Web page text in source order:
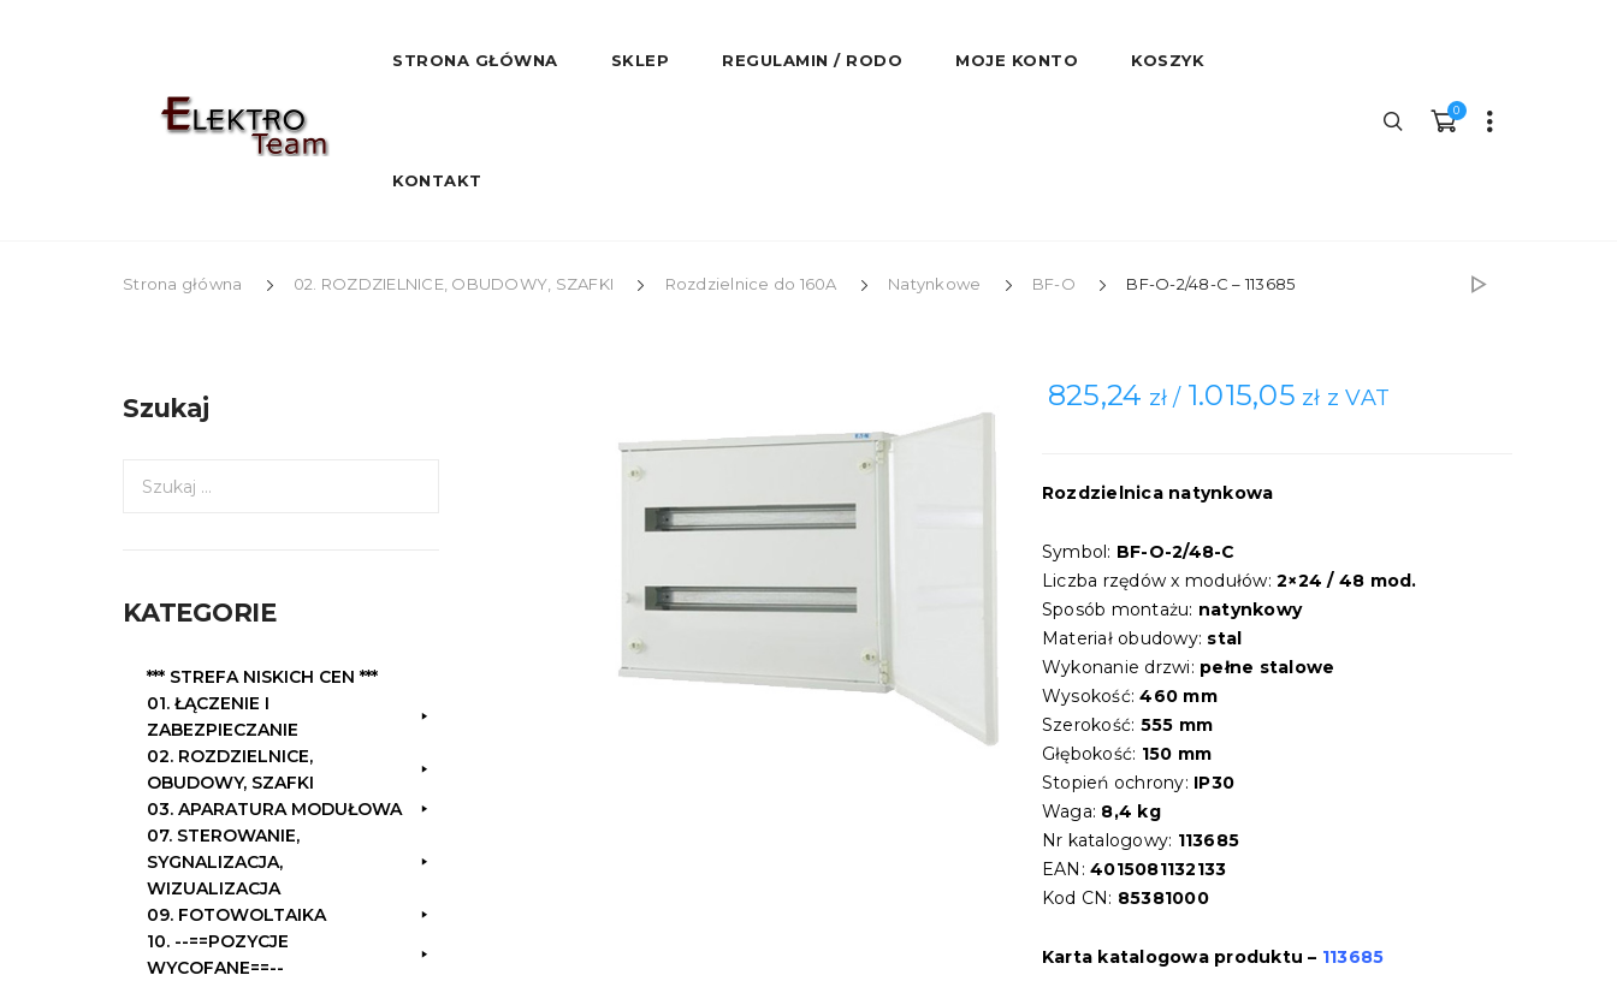
STRONA GŁÓWNA SKLEP REGULAMIN / RODO MOJE KONTO KOSZYK
KONTAKT
0
Strona główna 02. ROZDZIELNICE, OBUDOWY, SZAFKI Rozdzielnice do 160A Natynkowe BF-O BF-O-2/48-C – 113685
Szukaj
jKATEGORIE
*** STREFA NISKICH CEN ***
01. ŁĄCZENIE I
ZABEZPIECZANIE
02. ROZDZIELNICE,
OBUDOWY, SZAFKI
03. APARATURA MODUŁOWA
07. STEROWANIE,
SYGNALIZACJA,
WIZUALIZACJA
09. FOTOWOLTAIKA
10. --==POZYCJE
WYCOFANE==--
825,24 zł / 1.015,05 zł z VAT
Rozdzielnica natynkowa
Symbol: BF-O-2/48-C
Liczba rzędów x modułów: 2×24 / 48 mod.
Sposób montażu: natynkowy
Materiał obudowy: stal
Wykonanie drzwi: pełne stalowe
Wysokość:460 mm
Szerokość: 555 mm
Głębokość: 150 mm
Stopień ochrony: IP30
Waga: 8,4 kg
Nr katalogowy: 113685
EAN: 4015081132133
Kod CN: 85381000
Karta katalogowa produktu – 113685